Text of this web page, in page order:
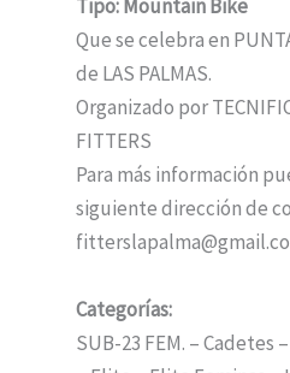
Tipo: Mountain Bike
Que se celebra en
de LAS PALMAS.
Organizado por
FITTERS
Para más información
siguiente dirección de
Categorías:
SUB-23 FEM. – Cadetes